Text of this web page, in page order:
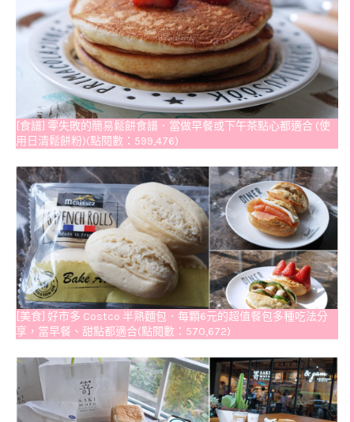
[食譜] 零失敗的簡易鬆餅食譜．當做早餐或下午茶點心都適合 (使
用日清鬆餅粉)(點閱數：599,476)
[美食] 好市多 Costco 半熟麵包．每顆6元的超值餐包多種吃法分
享，當早餐、甜點都適合(點閱數：570,672)